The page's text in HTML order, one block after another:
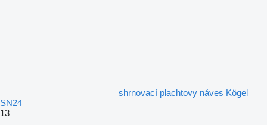
shrnovací plachtovy náves Kögel
SN24
13